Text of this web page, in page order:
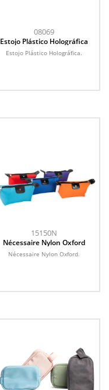
08069
Estojo Plástico Holográfica
Estojo Plástico Holográfica.
15150N
Nécessaire Nylon Oxford
Nécessaire Nylon Oxford.